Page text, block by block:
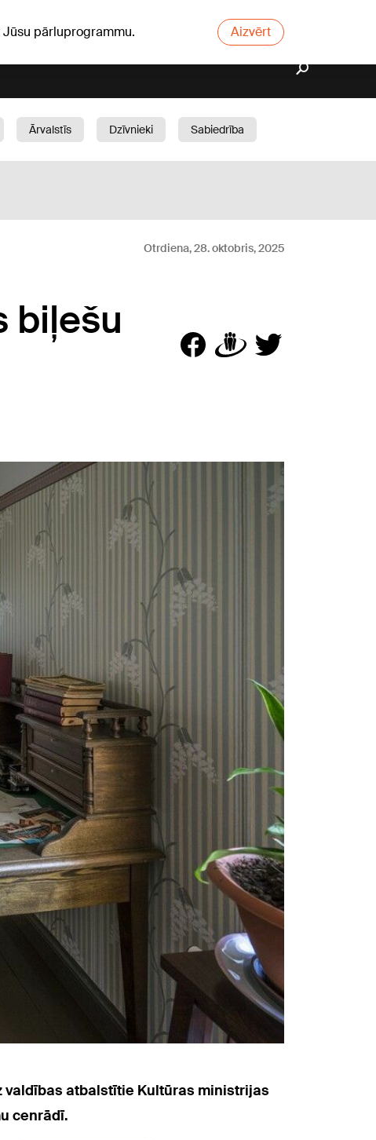
pārluprogrammu. Aizvērt
Ārvalstīs Dzīvnieki
Sabiedrība
Otrdiena, 28. oktobris, 2025
biļešu
valdības atbalstītie Kultūras ministrijas
cenrādī.